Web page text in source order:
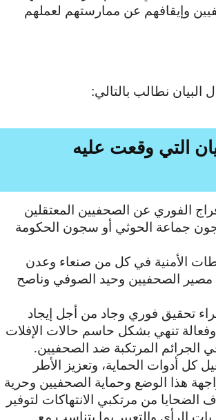
وإيقافهم عن ممارستهم لعملهم
البيان نطالب بالتالي:
التي وقعت عليه
الفوري عن الصحفيين المعتقلين
جماعة الحوثي أو سجون الحكومة
الأمنية في كل من صنعاء وعدن
الصحفيين وحيد الصوفي وناصح
تحقيق فوري وجاد من أجل إيجاد
وفعالة تنهي بشكل حاسم حالات الإفلات
الجرائم المرتكبة ضد الصحفيين.
كل أدوات الحماية، وتعزيز الأطر
هذا الوضع وحماية الصحفيين وحرية
الضحايا من مرتكبي الانتهاكات لتوفير
الرأي والتعبير بما يتناسب مع